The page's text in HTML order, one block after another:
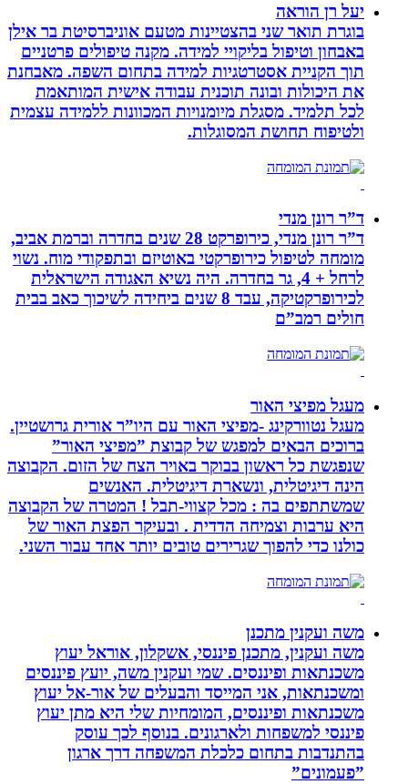
יעל רן הוראה
בוגרת תואר שני בהצטיינות מטעם אוניברסיטת בר אילן
באבחון וטיפול בליקויי למידה. מקנה טיפולים פרטניים
תוך הקניית אסטרטגיות למידה בתחום השפה. מאבחנת
את היכולות ובונה תוכנית עבודה אישית המותאמת
לכל תלמיד. מסגלת מיומנויות המכוונות ללמידה עצמית
ולטיפוח תחושת המסוגלות.
ד”ר רונן מנדי
ד”ר רונן מנדי, כירופרקט 28 שנים בחדרה וברמת אביב,
מומחה לטיפול כירופרקטי באוטיזם ובתפקודי מוח. נשוי
לרחל + 4, גר בחדרה. היה נשיא האגודה הישראלית
לכירופרקטיקה, עבד 8 שנים ביחידה לשיכוך כאב בבית
חולים רמב”ם
מעגל מפיצי האור
מעגל נטוורקינג -מפיצי האור עם היו”ר אורית גרושטיין.
ברוכים הבאים למפגש של קבוצת ”מפיצי האור”
שנפגשת כל ראשון בבוקר באויר הצח של הזום. הקבוצה
הינה דיגיטלית, ונשארת דיגיטלית. האנשים
שמשתתפים בה : מכל קצווי-תבל ! המטרה של הקבוצה
היא ערבות וצמיחה הדדית . ובעיקר הפצת האור של
כולנו כדי להפוך שגרירים טובים יותר אחד עבור השני.
משה ועקנין מתכנן
משה ועקנין, מתכנן פיננסי, אשקלון, אוראל יעוץ
משכנתאות ופיננסים. שמי ועקנין משה, יועץ פיננסים
ומשכנתאות, אני המייסד והבעלים של אור-אל יעוץ
משכנתאות ופיננסים, המומחיות שלי היא מתן יעוץ
פיננסי למשפחות ולארגונים. בנוסף לכך עוסק
בהתנדבות בתחום כלכלת המשפחה דרך ארגון
”פעמונים”